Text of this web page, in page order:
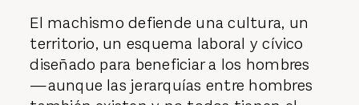
El machismo defiende una cultura, un
territorio, un esquema laboral y cívico
diseñado para beneficiar a los hombres
—aunque las jerarquías entre hombres